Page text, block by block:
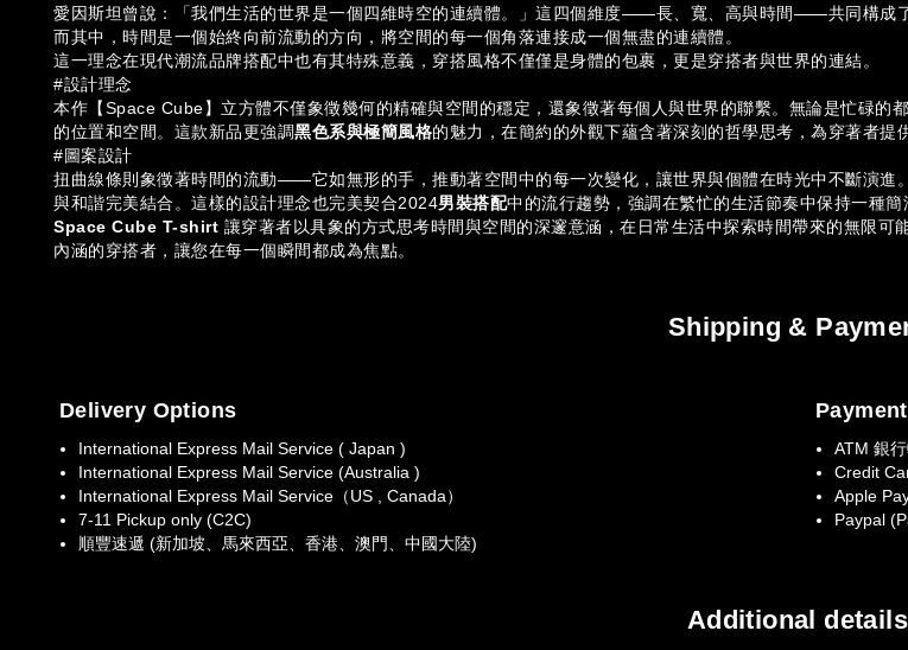
愛因斯坦曾說：「我們生活的世界是一個四維時空的連續體。」這四個維度——長、寬、高與時間——共同構成了
而其中，時間是一個始終向前流動的方向，將空間的每一個角落連接成一個無盡的連續體。
這一理念在現代潮流品牌搭配中也有其特殊意義，穿搭風格不僅僅是身體的包裹，更是穿搭者與世界的連結。
#設計理念
本作【Space Cube】立方體不僅象徵幾何的精確與空間的穩定，還象徵著每個人與世界的聯繫。無論是忙碌
的位置和空間。這款新品更強調黑色系與極簡風格的魅力，在簡約的外觀下蘊含著深刻的哲學思考，為穿著者提
#圖案設計
扭曲線條則象徵著時間的流動——它如無形的手，推動著空間中的每一次變化，讓世界與個體在時光中不斷演
與和諧完美結合。這樣的設計理念也完美契合2024男裝搭配中的流行趨勢，強調在繁忙的生活節奏中保持一種簡
Space Cube T-shirt 讓穿著者以具象的方式思考時間與空間的深邃意涵，在日常生活中探索時間帶來的無限
內涵的穿搭者，讓您在每一個瞬間都成為焦點。
Shipping &
Delivery Options
International Express Mail Service ( Japan )
International Express Mail Service (Australia )
International Express Mail Service（US , Canada）
7-11 Pickup only (C2C)
順豐速遞 (新加坡、馬來西亞、香港、澳門、中國大陸)
ATM 銀
Credit
Apple
Paypal
Additional details